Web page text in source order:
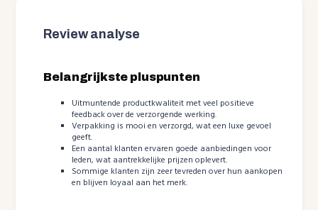
Review analyse
Belangrijkste pluspunten
Uitmuntende productkwaliteit met veel positieve
feedback over de verzorgende werking.
Verpakking is mooi en verzorgd, wat een luxe gevoel
geeft.
Een aantal klanten ervaren goede aanbiedingen voor
leden, wat aantrekkelijke prijzen oplevert.
Sommige klanten zijn zeer tevreden over hun aankopen
en blijven loyaal aan het merk.